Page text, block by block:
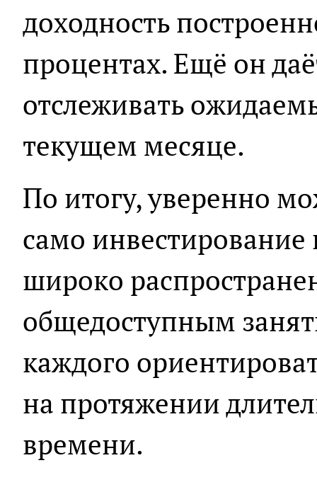
доходность
процентах. Ещё он
отслеживать
текущем месяце.
По итогу, уверенно
само
широко
общедоступным
каждого
на протяжении
времени.